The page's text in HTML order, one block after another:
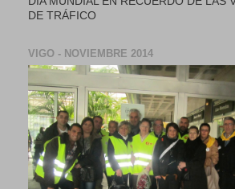
DE TRÁFICO
VIGO - NOVIEMBRE 2014